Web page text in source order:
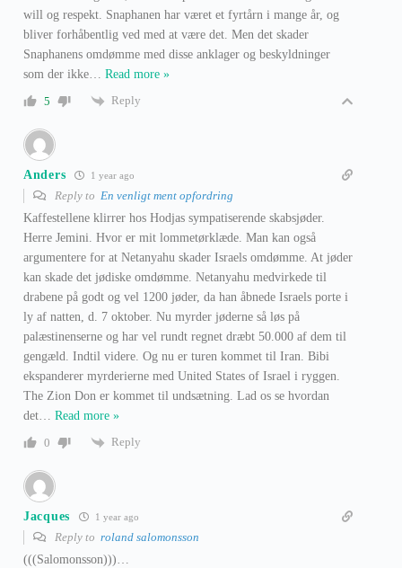
will og respekt. Snaphanen har været et fyrtårn i mange år, og
bliver forhåbentlig ved med at være det. Men det skader
Snaphanens omdømme med disse anklager og beskyldninger
som der ikke… Read more »
5
Reply
Anders 1 year ago
Reply to En venligt ment opfordring
Kaffestellene klirrer hos Hodjas sympatiserende skabsjøder.
Herre Jemini. Hvor er mit lommetørklæde. Man kan også
argumentere for at Netanyahu skader Israels omdømme. At jøder
kan skade det jødiske omdømme. Netanyahu medvirkede til
drabene på godt og vel 1200 jøder, da han åbnede Israels porte i
ly af natten, d. 7 oktober. Nu myrder jøderne så løs på
palæstinenserne og har vel rundt regnet dræbt 50.000 af dem til
gengæld. Indtil videre. Og nu er turen kommet til Iran. Bibi
ekspanderer myrderierne med United States of Israel i ryggen.
The Zion Don er kommet til undsætning. Lad os se hvordan
det… Read more »
0
Reply
Jacques 1 year ago
Reply to roland salomonsson
(((Salomonsson)))…